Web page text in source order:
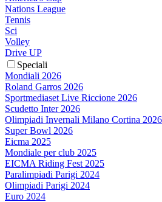
Nations League
Tennis
Sci
Volley
Drive UP
Speciali
Mondiali 2026
Roland Garros 2026
Sportmediaset Live Riccione 2026
Scudetto Inter 2026
Olimpiadi Invernali Milano Cortina 2026
Super Bowl 2026
Eicma 2025
Mondiale per club 2025
EICMA Riding Fest 2025
Paralimpiadi Parigi 2024
Olimpiadi Parigi 2024
Euro 2024